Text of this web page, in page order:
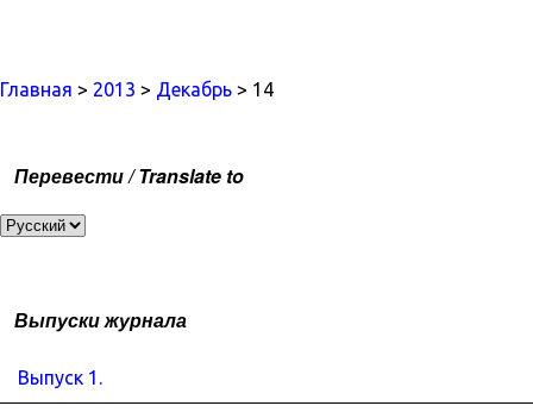
Главная > 2013 > Декабрь > 14
Перевести / Translate to
Выпуски журнала
Выпуск 1.